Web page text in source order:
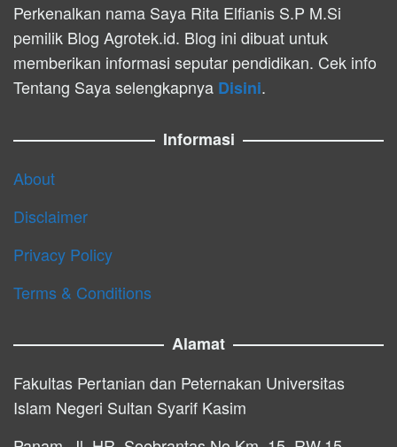
Perkenalkan nama Saya Rita Elfianis S.P M.Si
pemilik Blog Agrotek.id. Blog ini dibuat untuk
memberikan informasi seputar pendidikan. Cek info
Tentang Saya selengkapnya Disini.
Informasi
About
Disclaimer
Privacy Policy
Terms & Conditions
Alamat
Fakultas Pertanian dan Peternakan Universitas
Islam Negeri Sultan Syarif Kasim